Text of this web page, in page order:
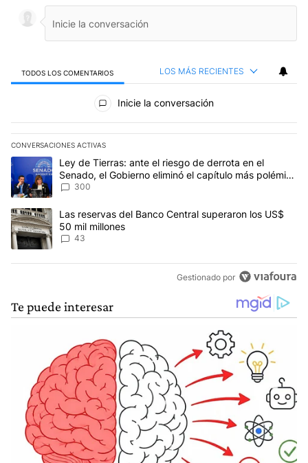
TODOS LOS COMENTARIOS LOS MÁS RECIENTES
Todos los comentarios
Inicie la conversación
CONVERSACIONES ACTIVAS
Este listado muestra los artículos con más comentarios en los
Un artículo de tendencia con el título "Ley de Tierras: ante el
Ley de Tierras: ante el riesgo de derrota en el
Senado, el Gobierno eliminó el capítulo más polémico
del proyecto
300
Un artículo de tendencia con el título "Las reservas del Banco
Las reservas del Banco Central superaron los US$
50 mil millones
43
Gestionado por